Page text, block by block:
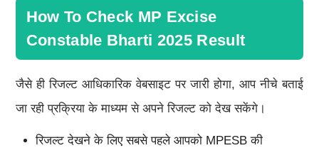
How To Check MP Excise
Constable Bharti 2025 Result
जैसे ही रिजल्ट आधिकारिक वेबसाइट पर जारी होगा, आप नीचे बताई
जा रही प्रक्रिया के माध्यम से अपने रिजल्ट को देख सकेंगे।
रिजल्ट देखने के लिए सबसे पहले आपको MPESB की